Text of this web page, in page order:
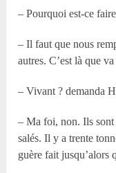
– Pourquoi est-ce
– Il faut que nous
autres. C’est là que
– Vivant ? demanda
– Ma foi, non. Ils sont
salés. Il y a trente
guère fait jusqu’alors